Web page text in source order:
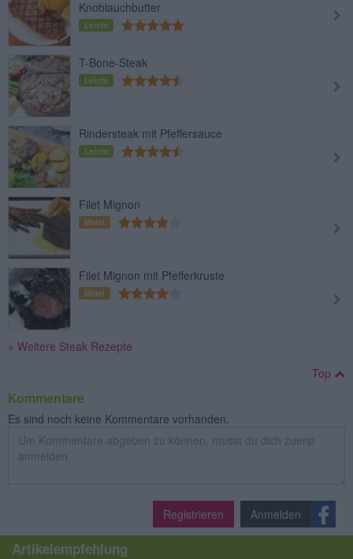
Knoblauchbutter
Leicht
T-Bone-Steak
Leicht
Rindersteak mit Pfeffersauce
Leicht
Filet Mignon
Mittel
Filet Mignon mit Pfefferkruste
Mittel
» Weitere Steak Rezepte
Top
Kommentare
Es sind noch keine Kommentare vorhanden.
Registrieren Anmelden
Artikelempfehlung